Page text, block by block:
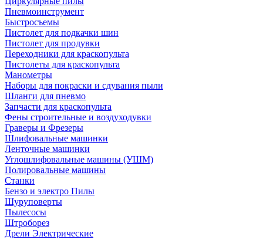
Пневмоинструмент
Быстросъемы
Пистолет для подкачки шин
Пистолет для продувки
Переходники для краскопульта
Пистолеты для краскопульта
Манометры
Наборы для покраски и сдувания пыли
Шланги для пневмо
Запчасти для краскопульта
Фены строительные и воздуходувки
Граверы и Фрезеры
Шлифовальные машинки
Ленточные машинки
Углошлифовальные машины (УШМ)
Полировальные машины
Станки
Бензо и электро Пилы
Шуруповерты
Пылесосы
Штроборез
Дрели Электрические